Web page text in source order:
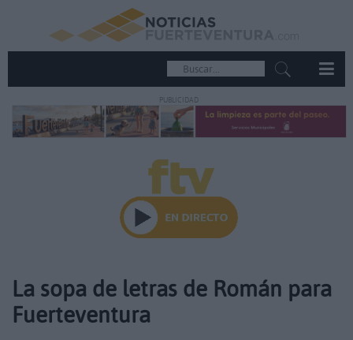
PUBLICIDAD
La sopa de letras de Román para
Fuerteventura